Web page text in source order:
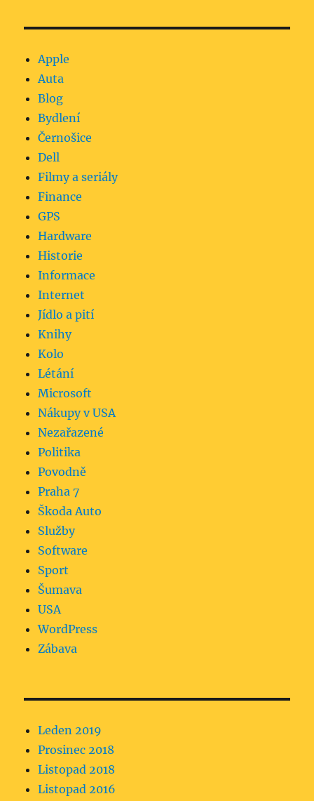
Apple
Auta
Blog
Bydlení
Černošice
Dell
Filmy a seriály
Finance
GPS
Hardware
Historie
Informace
Internet
Jídlo a pití
Knihy
Kolo
Létání
Microsoft
Nákupy v USA
Nezařazené
Politika
Povodně
Praha 7
Škoda Auto
Služby
Software
Sport
Šumava
USA
WordPress
Zábava
Leden 2019
Prosinec 2018
Listopad 2018
Listopad 2016